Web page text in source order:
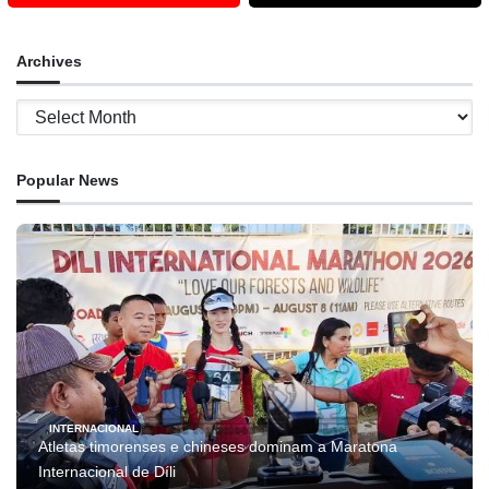
Archives
Archives
Popular News
INTERNACIONAL
Atletas timorenses e chineses dominam a Maratona
Internacional de Díli